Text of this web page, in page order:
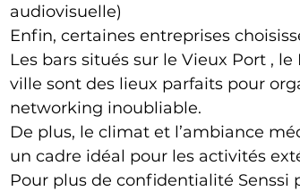
audiovisuelle)
Enfin, certaines entreprises
Les bars situés sur le Vieux Port ,
ville sont des lieux parfaits pour
networking inoubliable.
De plus, le climat et l’ambiance
un cadre idéal pour les activités
Pour plus de confidentialité Senssi